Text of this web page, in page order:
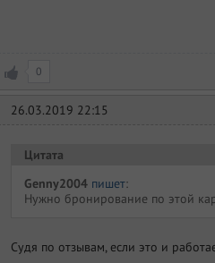
0
26.03.2019 22:15
Цитата
Genny2004 пишет:
Нужно бронирование по этой
Судя по отзывам, если это и